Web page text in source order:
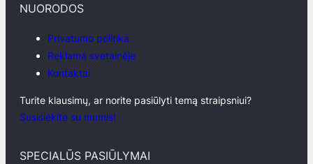
NUORODOS
Privatumo politika
Reklama svetainėje
Kontaktai
Turite klausimų, ar norite pasiūlyti temą straipsniui?
Susisiekite su mumis!
SPECIALŪS PASIŪLYMAI